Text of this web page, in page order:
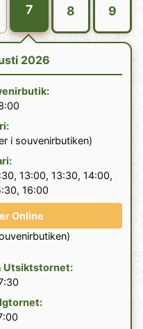
2026
:
:
i souvenirbutiken)
:
13:00, 13:30, 14:00,
16:00
Online
Utsiktstornet:
:
7 8 9